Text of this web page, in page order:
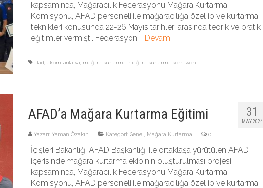
kapsamında, Mağaracılık Federasyonu Mağara Kurtarma
Komisyonu, AFAD personeli ile mağaracılığa özel ip ve kurtarma
teknikleri konusunda 22-26 Mayıs tarihleri arasında teorik ve pratik
eğitimler vermişti. Federasyon … Devamı
afad akom, antalya mağara kurtarma mağara kurtarma komisyonu
31
MAY 2024
AFAD’a Mağara Kurtarma Eğitimi
Yazarı: Yaman Özakın Kategori: Genel, Mağara Kurtarma 0
İçişleri Bakanlığı AFAD Başkanlığı ile ortaklaşa yürütülen AFAD
içerisinde mağara kurtarma ekibinin oluşturulması projesi
kapsamında, Mağaracılık Federasyonu Mağara Kurtarma
Komisyonu, AFAD personeli ile mağaracılığa özel ip ve kurtarma